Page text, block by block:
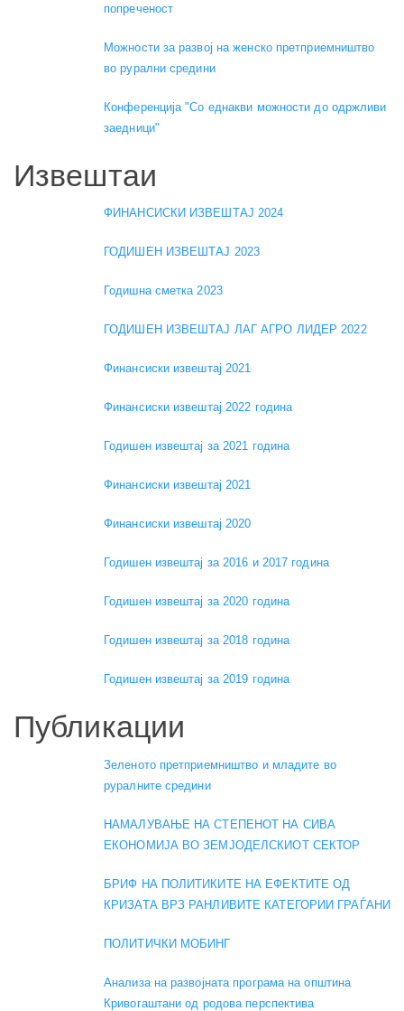
попреченост
Можности за развој на женско претприемништво
во рурални средини
Конференција "Со еднакви можности до одржливи
заедници"
Извештаи
ФИНАНСИСКИ ИЗВЕШТАЈ 2024
ГОДИШЕН ИЗВЕШТАЈ 2023
Годишна сметка 2023
ГОДИШЕН ИЗВЕШТАЈ ЛАГ АГРО ЛИДЕР 2022
Финансиски извештај 2021
Финансиски извештај 2022 година
Годишен извештај за 2021 година
Финансиски извештај 2021
Финансиски извештај 2020
Годишен извештај за 2016 и 2017 година
Годишен извештај за 2020 година
Годишен извештај за 2018 година
Годишен извештај за 2019 година
Публикации
Зеленото претприемништво и младите во
руралните средини
НАМАЛУВАЊЕ НА СТЕПЕНОТ НА СИВА
ЕКОНОМИЈА ВО ЗЕМЈОДЕЛСКИОТ СЕКТОР
БРИФ НА ПОЛИТИКИТЕ НА ЕФЕКТИТЕ ОД
КРИЗАТА ВРЗ РАНЛИВИТЕ КАТЕГОРИИ ГРАЃАНИ
ПОЛИТИЧКИ МОБИНГ
Анализа на развојната програма на општина
Кривогаштани од родова перспектива